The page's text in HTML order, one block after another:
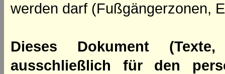
werden darf (Fußgängerzonen,
Dieses Dokument
ausschließlich für den